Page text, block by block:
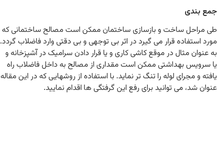
جمع بندی
طی مراحل ساخت و بازسازی ساختمان ممکن است مصالح ساختمانی که
مورد استفاده قرار می گیرد در اثر بی توجهی و بی دقتی وارد فاضلاب گردد.
به عنوان مثال در موقع کاشی کاری و یا قرار دادن سرامیک در آشپزخانه و
یا سرویس بهداشتی ممکن است مقداری از مصالح به داخل فاضلاب راه
یافته و مجرای لوله را تنگ تر نماید. با استفاده از روشهایی که در این مقاله
عنوان شد، می توانید برای رفع این گرفتگی ها اقدام نمایید.